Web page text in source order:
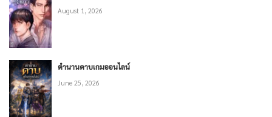
August 1, 2026
ตำนานดาบเกมออนไลน์
June 25, 2026